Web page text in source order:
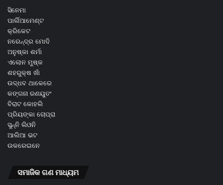
ସିନେମା
ପାର୍ଲିଆମେଣ୍ଟ
କ୍ରିକେଟ
ନରେନ୍ଦ୍ର ମୋଦି
ଅନୁଷ୍କା ଶର୍ମା
ଏଲୋନ ମୁଷ୍କ
ଶହରୁକ୍ଷ ଖାଁ
ଉଦ୍ଧବ ଥାକେରେ
କଙ୍ଗନା ରଣୟୁତଂ
ବିରାଟ କୋହଲି
ପ୍ରିୟଙ୍କା ଚୋପ୍ରା
ସୁନ୍ନି ଲିଓନି
ଆଲିଆ ଭଟ
ଉକରେଇନେ
ସମାଜିକ ଗଣ ମାଧ୍ୟମ